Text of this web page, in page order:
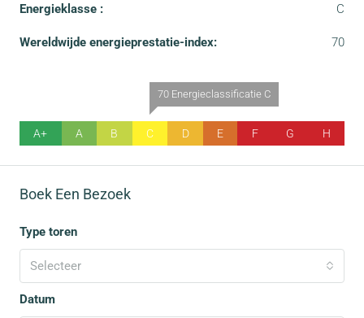
Energieklasse : C
Wereldwijde energieprestatie-index: 70
A+ A B
70 Energieclassificatie C
C D E F G H
Boek Een Bezoek
Type toren
Selecteer
Datum